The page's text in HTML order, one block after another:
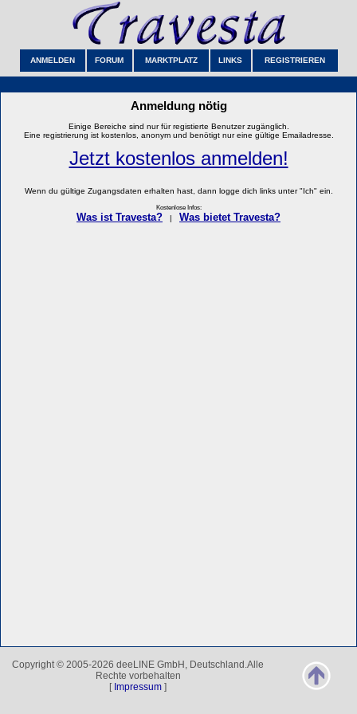
ANMELDEN FORUM MARKTPLATZ LINKS REGISTRIEREN
Anmeldung nötig
Einige Bereiche sind nur für registierte Benutzer zugänglich.
Eine registrierung ist kostenlos, anonym und benötigt nur eine gültige Emailadresse.
Jetzt kostenlos anmelden!
Wenn du gültige Zugangsdaten erhalten hast, dann logge dich links unter "Ich" ein.
Kostenlose Infos:
Was ist Travesta? Was bietet Travesta?
Copyright © 2005-2026 deeLINE GmbH, Deutschland.Alle
Rechte vorbehalten
[ Impressum ]